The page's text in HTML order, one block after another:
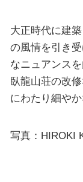
大正時代に建
の風情を引き
なニュアンス
臥龍山荘の改
にわたり細や
写真：HIROKI